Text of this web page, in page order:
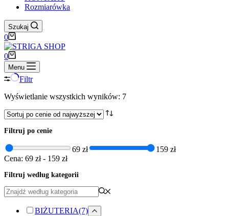
Rozmiarówka
Szukaj
Koszyk
0
Koszyk
0
Menu
Filtr
Wyświetlanie wszystkich wyników: 7Posortowane
niskiej
Filtruj po cenie
69 zł
159 zł
Cena: 69 zł- 159 zł
Filtruj według kategorii
BIŻUTERIA(7)